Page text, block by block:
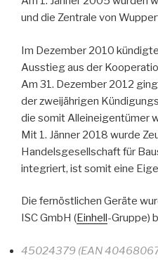
und die Zentrale von
Im Dezember 2010
Ausstieg aus der
Am 31. Dezember 2012
der zweijährigen
die somit Alleineigentümer
Mit 1. Jänner 2018 wurde
Handelsgesellschaft für
integriert, ist somit eine
Die fernöstlichen Geräte
ISC GmbH (Einhell-Gruppe)
45024379 (EAN